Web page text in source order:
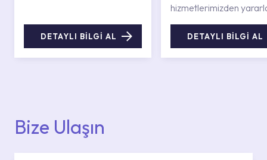
DETAYLI BİLGİ AL
hizmetlerimizden
DETAYLI BİLGİ AL
Bize Ulaşın